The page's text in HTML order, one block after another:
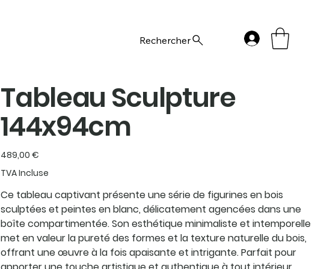
Rechercher
Tableau Sculpture
144x94cm
Prix
489,00 €
TVA Incluse
Ce tableau captivant présente une série de figurines en bois
sculptées et peintes en blanc, délicatement agencées dans une
boîte compartimentée. Son esthétique minimaliste et intemporelle
met en valeur la pureté des formes et la texture naturelle du bois,
offrant une œuvre à la fois apaisante et intrigante. Parfait pour